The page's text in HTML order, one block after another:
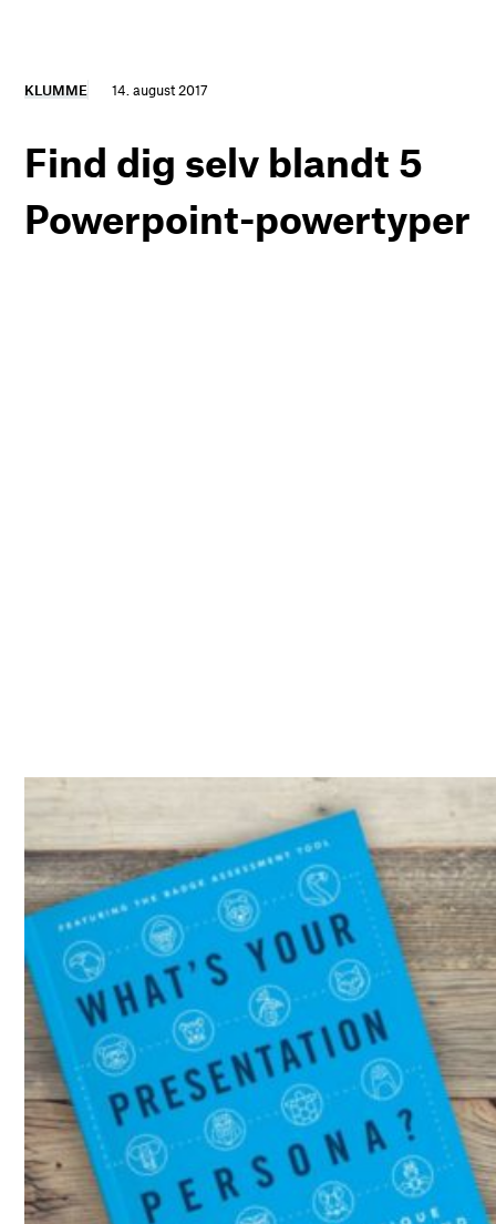
KLUMME 14. august 2017
Find dig selv blandt 5
Powerpoint-powertyper